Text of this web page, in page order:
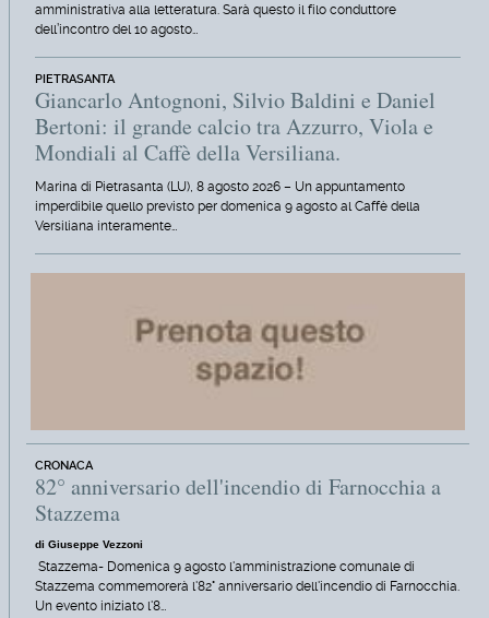
amministrativa alla letteratura. Sarà questo il filo conduttore
dell’incontro del 10 agosto…
PIETRASANTA
Giancarlo Antognoni, Silvio Baldini e Daniel
Bertoni: il grande calcio tra Azzurro, Viola e
Mondiali al Caffè della Versiliana.
Marina di Pietrasanta (LU), 8 agosto 2026 – Un appuntamento
imperdibile quello previsto per domenica 9 agosto al Caffè della
Versiliana interamente…
CRONACA
82° anniversario dell'incendio di Farnocchia a
Stazzema
di Giuseppe Vezzoni
Stazzema- Domenica 9 agosto l'amministrazione comunale di
Stazzema commemorerà l'82° anniversario dell'incendio di Farnocchia.
Un evento iniziato l'8…